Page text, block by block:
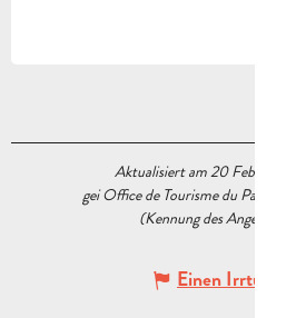
Aktualisiert am 20 Februar
gei Office de Tourisme du Pays
(Kennung des Angebots :
Einen Irrtum